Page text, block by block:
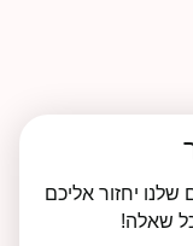
יחזור אליכם
שאלה!